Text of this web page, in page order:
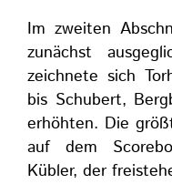
Im zweiten
zunächst
zeichnete sich
bis Schubert,
erhöhten. Die
auf dem
Kübler, der